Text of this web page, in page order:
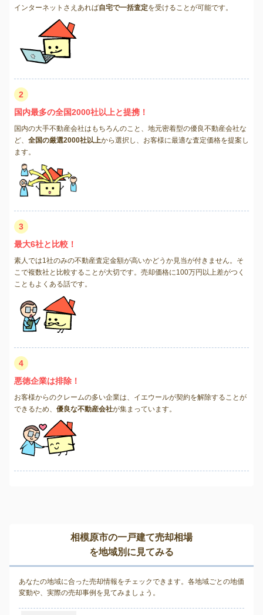
インターネットさえあれば自宅で一括査定を受けることが可能です。
2
国内最多の全国2000社以上と提携！
国内の大手不動産会社はもちろんのこと、地元密着型の優良不動産会社な
ど、 全国の厳選2000社以上から選択し、お客様に最適な査定価格を提案し
ます。
3
最大6社と比較！
素人では1社のみの不動産査定金額が高いかどうか見当が付きません。そ
こで複数社と比較することが大切です。売却価格に100万円以上差がつく
こともよくある話です。
4
悪徳企業は排除！
お客様からのクレームの多い企業は、イエウールが契約を解除することが
できるため、 優良な不動産会社が集まっています。
相模原市の一戸建て売却相場
を地域別に見てみる
あなたの地域に合った売却情報をチェックできます。各地域ごとの地価
変動や、実際の売却事例を見てみましょう。